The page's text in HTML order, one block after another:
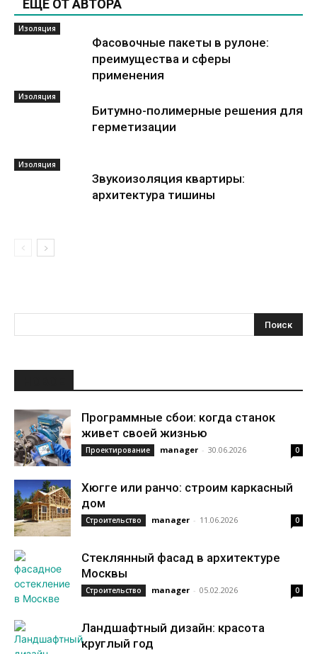
ЕЩЕ ОТ АВТОРА
Изоляция
Фасовочные пакеты в рулоне:
преимущества и сферы
применения
Изоляция
Битумно-полимерные решения для
герметизации
Изоляция
Звукоизоляция квартиры:
архитектура тишины
Программные сбои: когда станок
живет своей жизнью
Проектирование manager - 30.06.2026 0
Хюгге или ранчо: строим каркасный
дом
Строительство manager - 11.06.2026 0
Стеклянный фасад в архитектуре
Москвы
Строительство manager - 05.02.2026 0
Ландшафтный дизайн: красота
круглый год